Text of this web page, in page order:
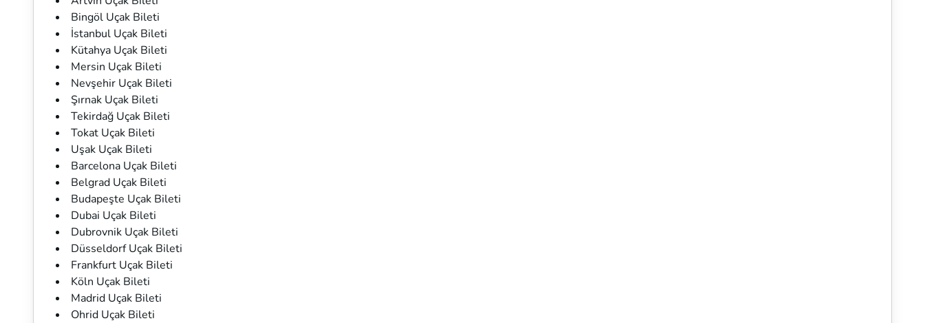
Bingöl Uçak Bileti
İstanbul Uçak Bileti
Kütahya Uçak Bileti
Mersin Uçak Bileti
Nevşehir Uçak Bileti
Şırnak Uçak Bileti
Tekirdağ Uçak Bileti
Tokat Uçak Bileti
Uşak Uçak Bileti
Barcelona Uçak Bileti
Belgrad Uçak Bileti
Budapeşte Uçak Bileti
Dubai Uçak Bileti
Dubrovnik Uçak Bileti
Düsseldorf Uçak Bileti
Frankfurt Uçak Bileti
Köln Uçak Bileti
Madrid Uçak Bileti
Ohrid Uçak Bileti